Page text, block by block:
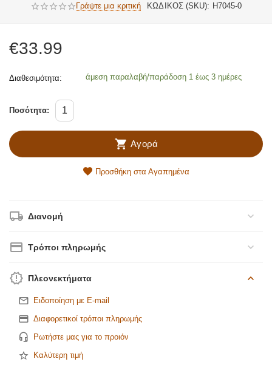
Γράψτε μια κριτική ΚΩΔΙΚΟΣ (SKU): H7045-0
€33.99
Διαθεσιμότητα: άμεση παραλαβή/παράδοση 1 έως 3 ημέρες
Ποσότητα:
Αγορά
Προσθήκη στα Αγαπημένα
Διανομή
Τρόποι πληρωμής
Πλεονεκτήματα
Ειδοποίηση με E-mail
Διαφορετικοί τρόποι πληρωμής
Ρωτήστε μας για το προιόν
Καλύτερη τιμή